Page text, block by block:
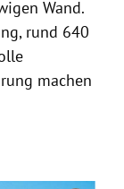
Wand.
rund 640
machen